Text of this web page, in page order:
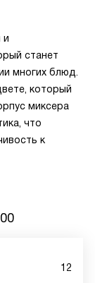
и
станет
многих блюд.
который
миксера
что
к
12